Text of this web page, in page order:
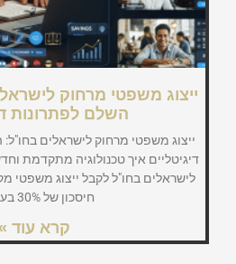
ייצוג משפטי מרחוק
השלם לפתרונות
ייצוג משפטי מרחוק לישראלים
דיגיטליים איך טכנולוגיה מתקדמת
לישראלים בחו"ל לקבל ייצוג משפטי
חיסכון של 30% בעלויות
קרא עוד »